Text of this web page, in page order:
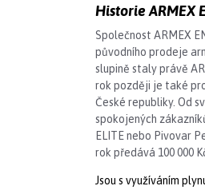
Historie ARMEX
Společnost ARMEX
původního prodeje
slupině staly právě
rok později je také
České republiky. Od
spokojených
ELITE nebo Pivovar
rok předává 100 000
Jsou s využíváním